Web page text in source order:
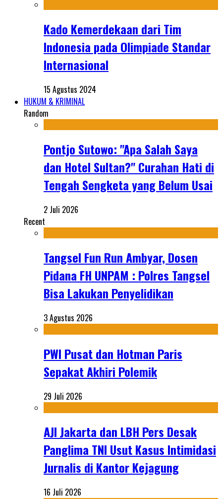
Kado Kemerdekaan dari Tim
Indonesia pada Olimpiade Standar
Internasional
15 Agustus 2024
HUKUM & KRIMINAL
Random
Pontjo Sutowo: "Apa Salah Saya
dan Hotel Sultan?" Curahan Hati di
Tengah Sengketa yang Belum Usai
2 Juli 2026
Recent
Tangsel Fun Run Ambyar, Dosen
Pidana FH UNPAM : Polres Tangsel
Bisa Lakukan Penyelidikan
3 Agustus 2026
PWI Pusat dan Hotman Paris
Sepakat Akhiri Polemik
29 Juli 2026
AJI Jakarta dan LBH Pers Desak
Panglima TNI Usut Kasus Intimidasi
Jurnalis di Kantor Kejagung
16 Juli 2026